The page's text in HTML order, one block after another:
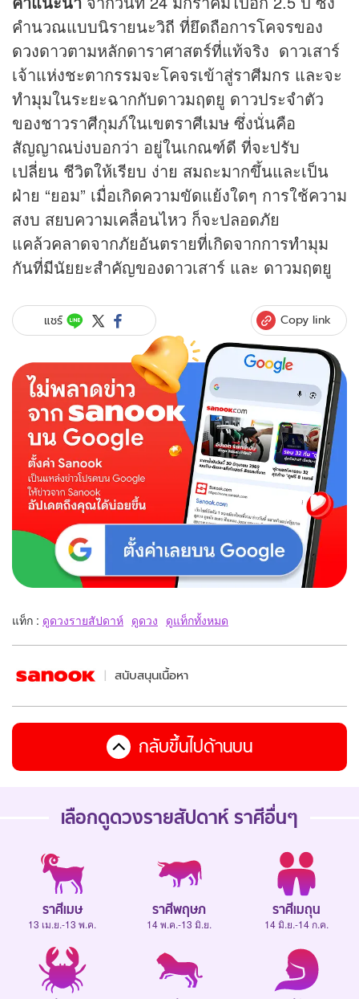
คำนวณแบบนิรายนะวิถี ที่ยึดถือการโคจรของ
ดวงดาวตามหลักดาราศาสตร์ที่แท้จริง ดาวเสาร์
เจ้าแห่งชะตากรรมจะโคจรเข้าสู่ราศีมกร และจะ
ทำมุมในระยะฉากกับดาวมฤตยู ดาวประจำตัว
ของชาวราศีกุมภ์ในเขตราศีเมษ ซึ่งนั่นคือ
สัญญาณบ่งบอกว่า อยู่ในเกณฑ์ดี ที่จะปรับ
เปลี่ยน ชีวิตให้เรียบ ง่าย สมถะมากขึ้นและเป็น
ฝ่าย “ยอม” เมื่อเกิดความขัดแย้งใดๆ การใช้ความ
สงบ สยบความเคลื่อนไหว ก็จะปลอดภัย
แคล้วคลาดจากภัยอันตรายที่เกิดจากการทำมุม
กันที่มีนัยยะสำคัญของดาวเสาร์ และ ดาวมฤตยู
แชร์ Copy link
แท็ก : ดูดวงรายสัปดาห์ ดูดวง ดูแท็กทั้งหมด
สนับสนุนเนื้อหา
กลับขึ้นไปด้านบน
เลือกดูดวงรายสัปดาห์ ราศีอื่นๆ
ราศีเมษ
13 เม.ย.-13 พ.ค.
ราศีพฤษภ
14 พ.ค.-13 มิ.ย.
ราศีเมถุน
14 มิ.ย.-14 ก.ค.